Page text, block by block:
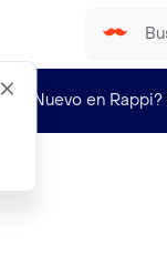
¿Nuevo en Rappi?